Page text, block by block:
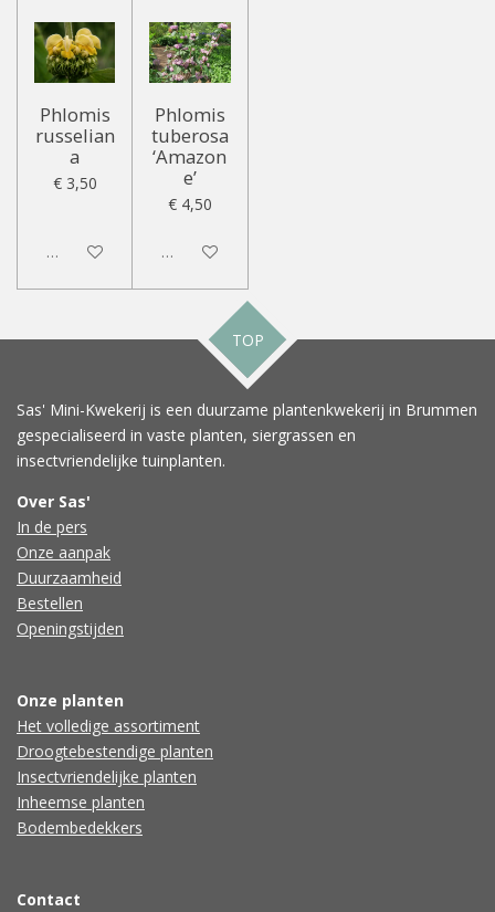
Phlomis
russelian
a
€ 3,50
Uitgeschakeld
Phlomis
tuberosa
‘Amazon
e’
€ 4,50
Uitgeschakeld
TOP
Sas' Mini-Kwekerij is een duurzame plantenkwekerij in Brummen
gespecialiseerd in vaste planten, siergrassen en
insectvriendelijke tuinplanten.
Over Sas'
In de pers
Onze aanpak
Duurzaamheid
Bestellen
Openingstijden
Onze planten
Het volledige assortiment
Droogtebestendige planten
Insectvriendelijke planten
Inheemse planten
Bodembedekkers
Contact